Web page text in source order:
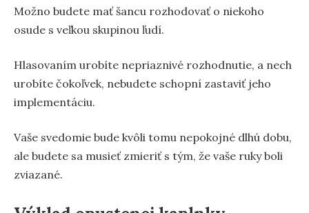
Možno budete mať šancu rozhodovať o niekoho
osude s veľkou skupinou ľudí.
Hlasovaním urobíte nepriaznivé rozhodnutie, a nech
urobíte čokoľvek, nebudete schopní zastaviť jeho
implementáciu.
Vaše svedomie bude kvôli tomu nepokojné dlhú dobu,
ale budete sa musieť zmieriť s tým, že vaše ruky boli
zviazané.